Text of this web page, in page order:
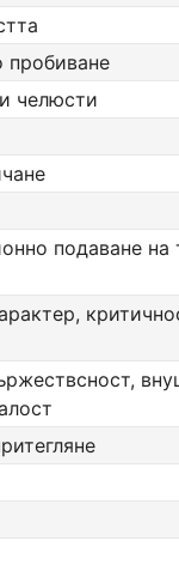
пробиване
челюсти
подаване на